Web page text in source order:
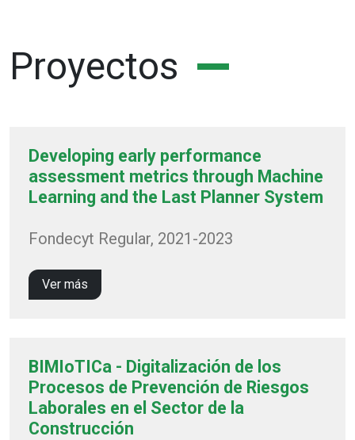
Proyectos
Developing early performance
assessment metrics through Machine
Learning and the Last Planner System
Fondecyt Regular, 2021-2023
Ver más
BIMIoTICa - Digitalización de los
Procesos de Prevención de Riesgos
Laborales en el Sector de la
Construcción